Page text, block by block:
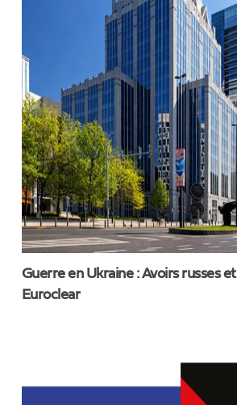
Guerre en Ukraine : Avoirs russes et
Euroclear